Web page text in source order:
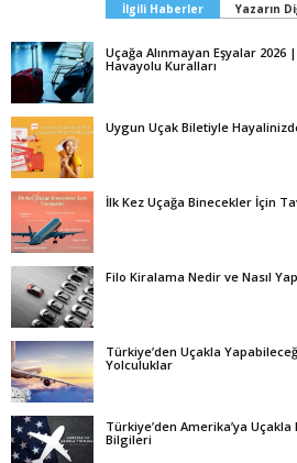
İlgili Haberler Yazarın
Uçağa Alınmayan Eşyalar 2026
Havayolu Kuralları
Uygun Uçak Biletiyle
İlk Kez Uçağa Binecekler İçin
Filo Kiralama Nedir ve Nasıl
Türkiye’den Uçakla
Yolculuklar
Türkiye’den Amerika’ya
Bilgileri